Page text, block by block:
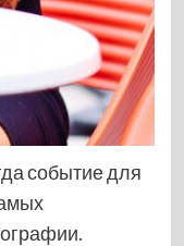
событие для